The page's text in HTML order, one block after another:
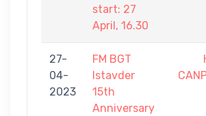
start: 27
April, 16.30
27-
04-
2023
FM BGT
Istavder
15th
Anniversary